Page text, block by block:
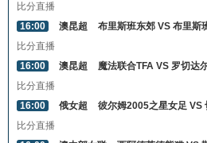
比分直播
16:00
澳昆超
布里斯班东郊 VS 布里斯
比分直播
16:00
澳昆超
魔法联合TFA VS 罗切达
比分直播
16:00
俄女超
彼尔姆2005之星女足 VS
比分直播